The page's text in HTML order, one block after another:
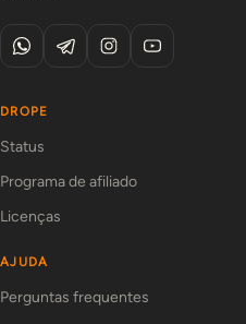
DROPE
Status
Programa de afiliado
Licenças
AJUDA
Perguntas frequentes